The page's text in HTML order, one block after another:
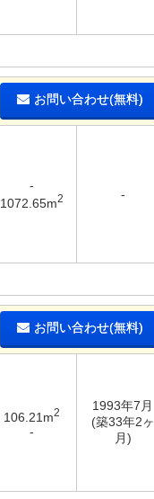
お問い合わせ(無料)
-
1072.65m2 -
お問い合わせ(無料)
106.21m2
-
1993年7月
(築33年2ヶ
月)